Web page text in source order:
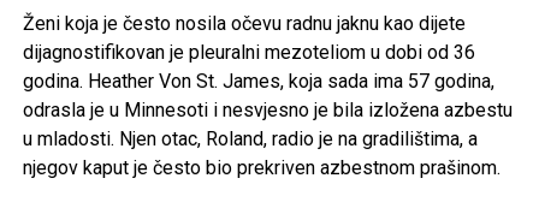
Dok oni planiraju budućnost, njihova djeca već sada rado
dolaze u Postinje na odmor. Upravo u njima vide nastavak
priče i nadu da će se i drugi, raseljeni diljem svijeta, jednog
dana vratiti. Ako ne prije, onda barem u mirovin
eura, haljina koju je dizajnerica odabrala za vjenčanje
rađena je specijalno po njenim mjerama i željama te je
cijena ove kreacije dostigla 8.000 eura.
Svoj skupocjeni vjenčani look upotpunila je s Dior
sandalama od 1.050 eura i bisernim naušnicama koje su
Ženi koja je često nosila očevu radnu jaknu kao dijete
dijagnostifikovan je pleuralni mezoteliom u dobi od 36
godina. Heather Von St. James, koja sada ima 57 godina,
odrasla je u Minnesoti i nesvjesno je bila izložena azbestu
u mladosti. Njen otac, Roland, radio je na gradilištima, a
njegov kaput je često bio prekriven azbestnom prašinom.